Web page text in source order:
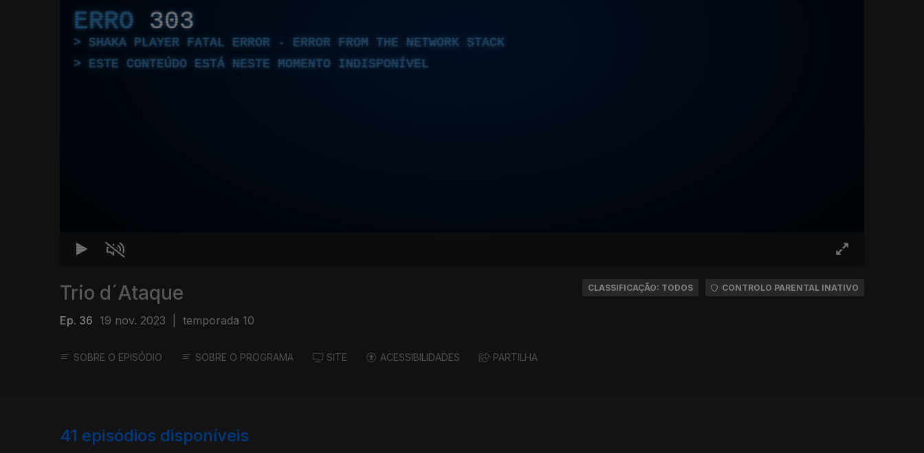
ERRO 303
SHAKA PLAYER FATAL ERROR - ERROR FROM THE NETWORK STACK
ESTE CONTEÚDO ESTÁ NESTE MOMENTO INDISPONÍVEL
Trio d´Ataque
Ep. 36 19 nov. 2023 temporada 10
CLASSIFICAÇÃO: TODOS CONTROLO PARENTAL INATIVO
SOBRE O EPISÓDIO SOBRE O PROGRAMA SITE ACESSIBILIDADES PARTILHA
41 episódios disponíveis